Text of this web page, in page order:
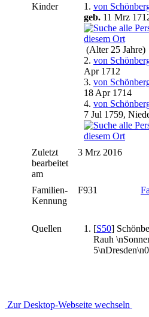
Kinder
1. von
geb. 11 Mrz
(Alter 25 Jahre)
2. von
Apr 1712
3. von
18 Apr 1714
4. von
7 Jul 1759,
Zuletzt
bearbeitet
am
3 Mrz 2016
Familien-
Kennung
F931
Quellen [S50]
Rauh
Zur Desktop-Webseite wechseln